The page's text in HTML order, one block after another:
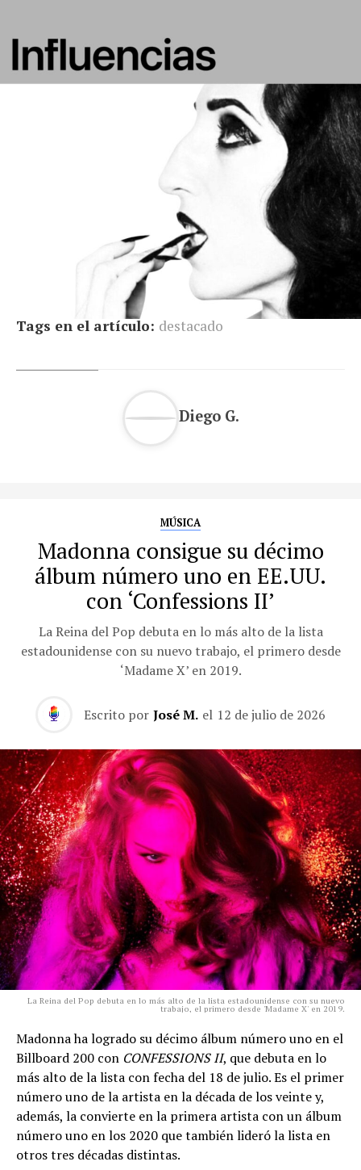
Tags en el artículo: destacado
Diego G.
MÚSICA
Madonna consigue su décimo
álbum número uno en EE.UU.
con ‘Confessions II’
La Reina del Pop debuta en lo más alto de la lista
estadounidense con su nuevo trabajo, el primero desde
‘Madame X’ en 2019.
Escrito por José M. el 12 de julio de 2026
La Reina del Pop debuta en lo más alto de la lista estadounidense con su nuevo
trabajo, el primero desde 'Madame X' en 2019.
Madonna ha logrado su décimo álbum número uno en el
Billboard 200 con CONFESSIONS II, que debuta en lo
más alto de la lista con fecha del 18 de julio. Es el primer
número uno de la artista en la década de los veinte y,
además, la convierte en la primera artista con un álbum
número uno en los 2020 que también lideró la lista en
otros tres décadas distintas.